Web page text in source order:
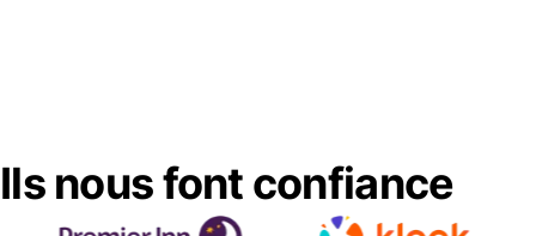
Ils nous font confiance